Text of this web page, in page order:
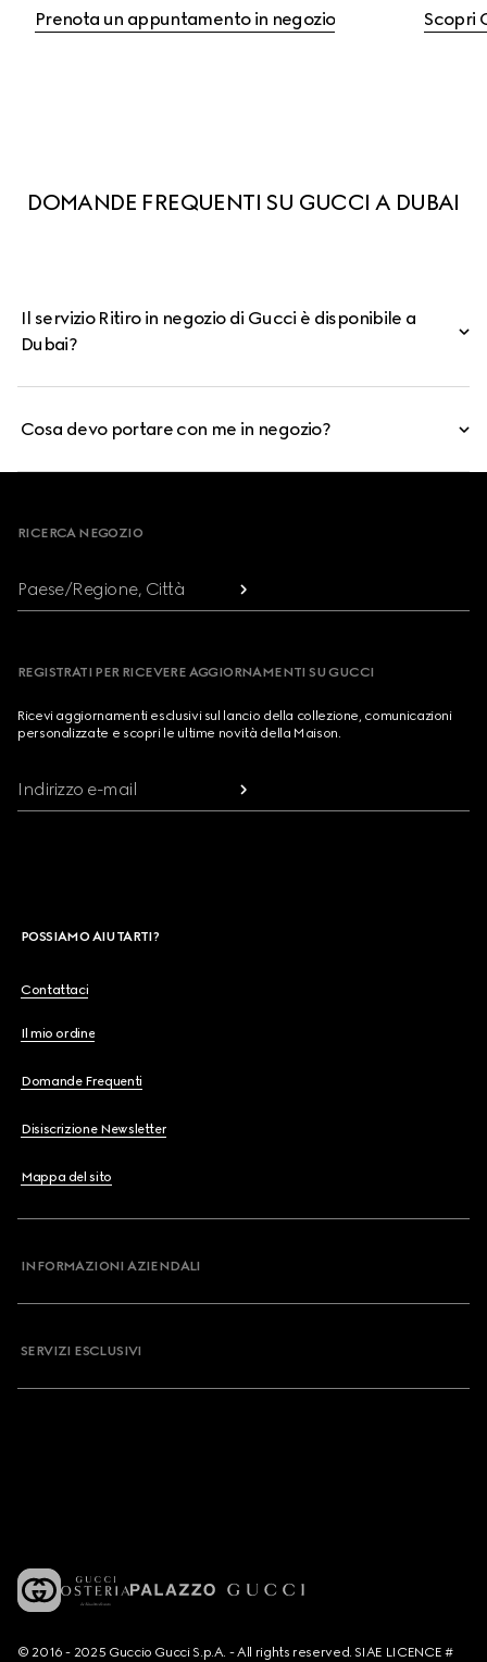
Prenota un appuntamento in negozio Scopri
DOMANDE FREQUENTI SU GUCCI A DUBAI
Il servizio Ritiro in negozio di Gucci è disponibile a
Dubai?
Cosa devo portare con me in negozio?
RICERCA NEGOZIO
Paese/Regione, Città
REGISTRATI PER RICEVERE AGGIORNAMENTI SU GUCCI
Ricevi aggiornamenti esclusivi sul lancio della collezione, comunicazioni
personalizzate e scopri le ultime novità della Maison.
Indirizzo e-mail
POSSIAMO AIUTARTI?
Contattaci
Il mio ordine
Domande Frequenti
Disiscrizione Newsletter
Mappa del sito
INFORMAZIONI AZIENDALI
SERVIZI ESCLUSIVI
© 2016 - 2025 Guccio Gucci S.p.A. - All rights reserved. SIAE LICENCE #